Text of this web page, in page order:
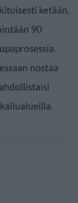
ketään,
90
nostaa